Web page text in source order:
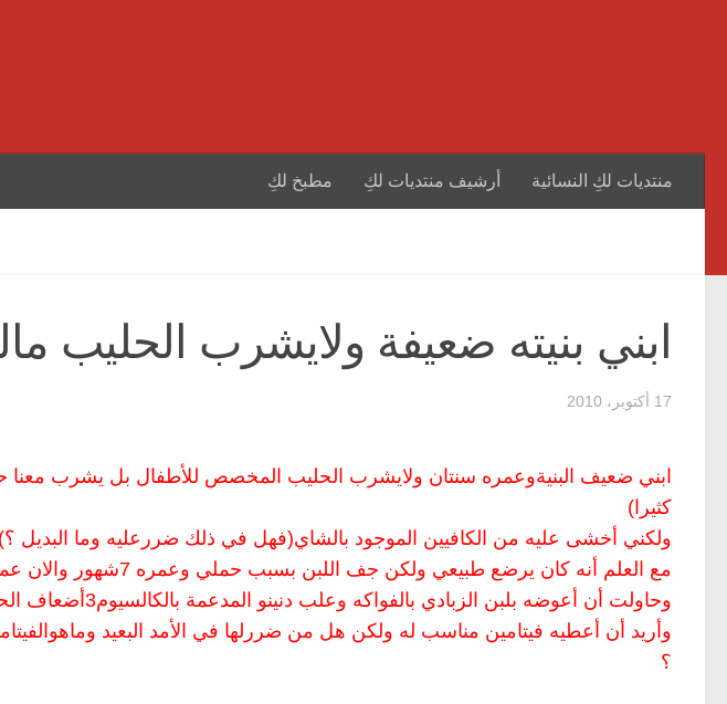
منتديات لكِ النسائية أرشيف منتديات لكِ مطبخ لكِ
ابني بنيته ضعيفة ولايشرب الحليب
17 أكتوبر، 2010
ابني ضعيف البنيةوعمره سنتان ولايشرب الحليب المخصص للأطفال بل يشرب معنا
كثيرا)
ولكني أخشى عليه من الكافيين الموجود بالشاي(فهل في ذلك ضررعليه وما البديل ؟)
مع العلم أنه كان يرضع طبيعي ولكن جف اللبن بسبب حملي وعمره 7شهور والان عمره سنتين ولايشرب الحليب
وحاولت أن أعوضه بلبن الزبادي بالفواكه وعلب دنينو المدعمة بالكالسيوم3أضعاف الحليب فما رأيكم بذلك؟
وأريد أن أعطيه فيتامين مناسب له ولكن هل من ضررلها في الأمد البعيد
؟